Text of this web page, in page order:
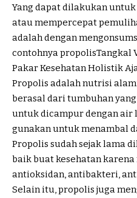
Yang dapat dilakukan
atau mempercepat
adalah dengan
contohnya propolisTangkal
Pakar Kesehatan Holistik
Propolis adalah nutrisi
berasal dari tumbuhan
untuk dicampur dengan air
gunakan untuk menambal
Propolis sudah sejak lama
baik buat kesehatan
antioksidan, antibakteri,
Selain itu, propolis juga